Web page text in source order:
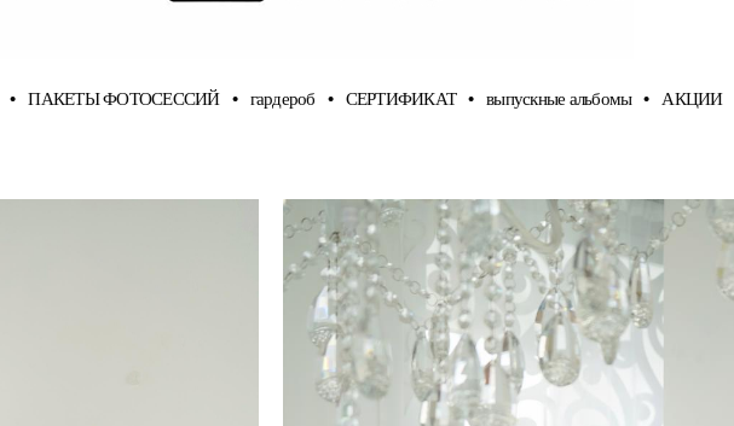
• ПАКЕТЫ ФОТОСЕССИЙ • гардероб • СЕРТИФИКАТ • выпускные альбомы • АКЦИИ